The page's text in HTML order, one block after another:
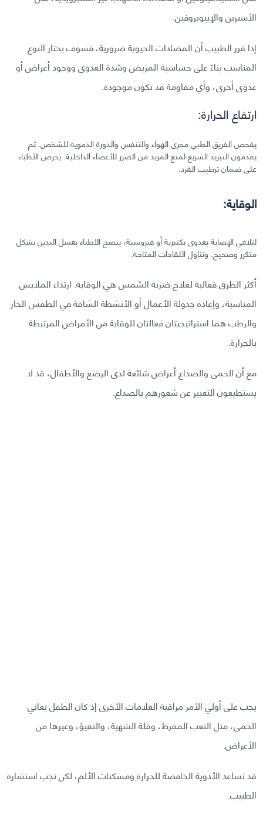
الأسبرين والإيبوبروفين.
إذا قرر الطبيب أن المضادات الحيوية ضرورية، فسوف يختار النوع
المناسب بناءً على حساسية المريض وشدة العدوى ووجود أعراض أو
عدوى أخرى، وأي مقاومة قد تكون موجودة.
ارتفاع الحرارة:
يفحص الفريق الطبي مجرى الهواء والتنفس والدورة الدموية للشخص. ثم
يقدمون التبريد السريع لمنع المزيد من الضرر للأعضاء الداخلية. يحرص الأطباء
على ضمان ترطيب الفرد.
الوقاية:
لتلافي الإصابة بعدوى بكتيرية أو فيروسية، ينصح الأطباء بغسل اليدين بشكل
متكرر وصحيح. وتناول اللقاحات المتاحة.
أكثر الطرق فعالية لعلاج ضربة الشمس هي الوقاية. ارتداء الملابس
المناسبة، وإعادة جدولة الأعمال أو الأنشطة الشاقة في الطقس الحار
والرطب هما استراتيجيتان فعالتان للوقاية من الأمراض المرتبطة
بالحرارة.
مع أن الحمى والصداع أعراض شائعة لدى الرضع والأطفال، قد لا
يستطيعون التعبير عن شعورهم بالصداع.
يجب على أولي الأمر مراقبة العلامات الأخرى إذ كان الطفل يعاني
الحمى، مثل التعب المفرط، وقلة الشهية، والتقيؤ، وغيرها من
الأعراض.
قد تساعد الأدوية الخافضة للحرارة ومسكنات الألم، لكن تجب استشارة
الطبيب.